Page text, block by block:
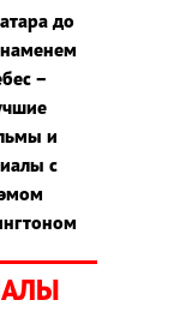
до
–
и
с